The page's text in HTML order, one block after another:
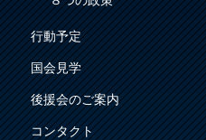
行動予定
国会見学
後援会のご案内
コンタクト